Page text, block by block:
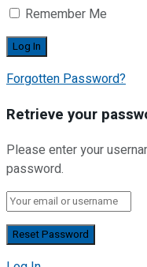
Remember Me
Forgotten Password?
Retrieve your
Please enter your
password.